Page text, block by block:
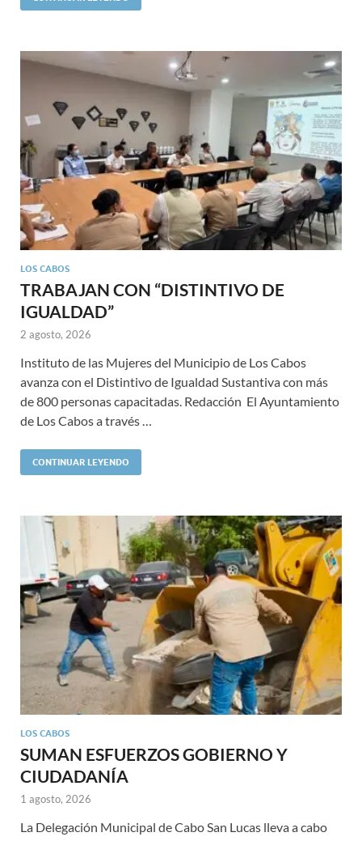
LOS CABOS
TRABAJAN CON “DISTINTIVO DE
IGUALDAD”
2 agosto, 2026
Instituto de las Mujeres del Municipio de Los Cabos
avanza con el Distintivo de Igualdad Sustantiva con más
de 800 personas capacitadas. Redacción El Ayuntamiento
de Los Cabos a través …
CONTINUAR LEYENDO
LOS CABOS
SUMAN ESFUERZOS GOBIERNO Y
CIUDADANÍA
1 agosto, 2026
La Delegación Municipal de Cabo San Lucas lleva a cabo